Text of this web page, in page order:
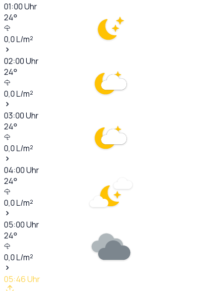
01:00Uhr
24°
0,0L/m²
02:00Uhr
24°
0,0L/m²
03:00Uhr
24°
0,0L/m²
04:00Uhr
24°
0,0L/m²
05:00Uhr
24°
0,0L/m²
05:46Uhr